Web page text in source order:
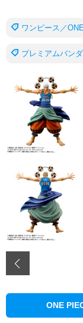
ワンピース／
プレミアムバン
ONE